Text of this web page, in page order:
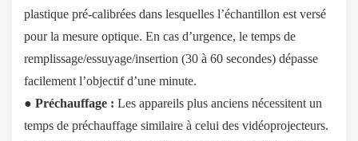
plastique pré-calibrées dans lesquelles l’échantillon est versé
pour la mesure optique. En cas d’urgence, le temps de
remplissage/essuyage/insertion (30 à 60 secondes) dépasse
facilement l’objectif d’une minute.
● Préchauffage : Les appareils plus anciens nécessitent un
temps de préchauffage similaire à celui des vidéoprojecteurs.